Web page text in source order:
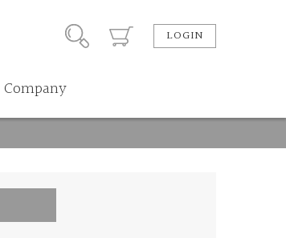
LOGIN
Company